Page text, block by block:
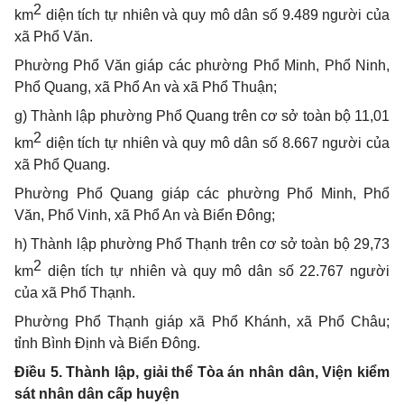
km2 diện tích tự nhiên và quy mô dân số 9.489 người của
xã Phổ Văn.
Phường Phổ Văn giáp các phường Phổ Minh, Phổ Ninh,
Phổ Quang, xã Phổ An và xã Phổ Thuận;
g) Thành lập phường Phổ Quang trên cơ sở toàn bộ 11,01
km2 diện tích tự nhiên và quy mô dân số 8.667 người của
xã Phổ Quang.
Phường Phổ Quang giáp các phường Phổ Minh, Phổ
Văn, Phổ Vinh, xã Phổ An và Biển Đông;
h) Thành lập phường Phổ Thạnh trên cơ sở toàn bộ 29,73
km2 diện tích tự nhiên và quy mô dân số 22.767 người
của xã Phổ Thạnh.
Phường Phổ Thạnh giáp xã Phổ Khánh, xã Phổ Châu;
tỉnh Bình Định và Biển Đông.
Điều 5. Thành lập, giải thể Tòa án nhân dân, Viện kiểm
sát nhân dân cấp huyện